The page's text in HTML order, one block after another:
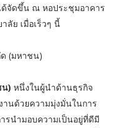
ด้จัดขึ้น ณ หอประชุมอาคาร
ลัย เมื่อเร็วๆ นี้
ด (มหาชน)
น) หนึ่งในผู้นำด้านธุรกิจ
านด้วยความมุ่งมั่นในการ
นำมอบความเป็นอยู่ที่ดีมี